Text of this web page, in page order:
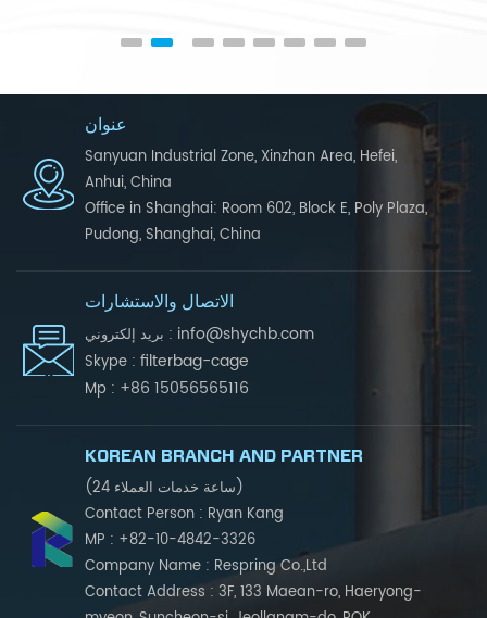
عنوان
Sanyuan Industrial Zone, Xinzhan Area, Hefei,
Anhui, China
Office in Shanghai: Room 602, Block E, Poly Plaza,
Pudong, Shanghai, China
الاتصال والاستشارات
بريد إلكتروني : info@shychb.com
Skype : filterbag-cage
Mp : +86 15056565116
KOREAN BRANCH AND PARTNER
(24 ساعة خدمات العملاء)
Contact Person : Ryan Kang
MP : +82-10-4842-3326
Company Name : Respring Co.,Ltd
Contact Address : 3F, 133 Maean-ro, Haeryong-